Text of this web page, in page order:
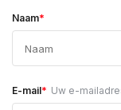
Naam*
E-mail* Uw e-